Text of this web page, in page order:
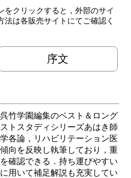
をクリックすると，外部のサイ
法は各販売サイトにてご確認く
序文
竹学園編集のベスト＆ロング
トスタディシリーズあはき師
各論，リハビリテーション医
向を反映し執筆しており，重
確認できる．持ち運びやすい
用いて補足解説も充実してい